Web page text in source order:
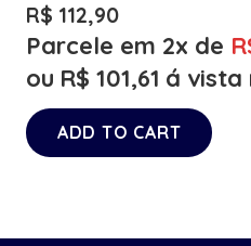
R$ 112,90
Parcele em 2x de
ou R$ 101,61 á vista
ADD TO CART